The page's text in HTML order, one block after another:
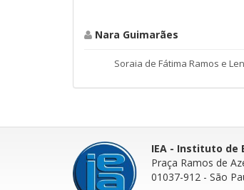
Nara Guimarães
Soraia de Fátima Ramos e
IEA - Instituto de
Praça Ramos de
01037-912 - São